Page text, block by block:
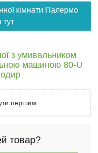
кімнати Палермо
з умивальником
машиною 80-U
першим.
товар?